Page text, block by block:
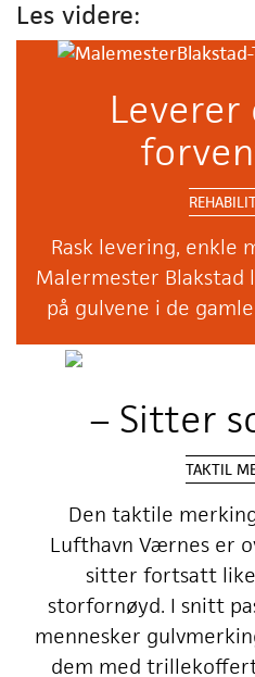
Les videre:
Leverer
Rask levering, enkle
Malermester
på gulvene i de
– Sitter
TAKTIL
Den taktile
Lufthavn Værnes er
sitter fortsatt
storfornøyd. I snitt
mennesker
dem med